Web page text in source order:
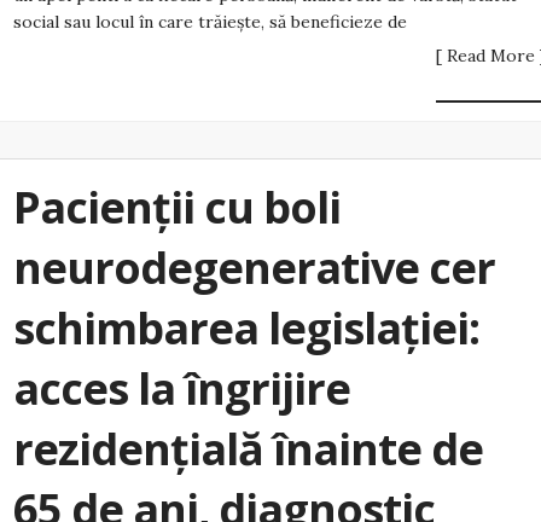
social sau locul în care trăiește, să beneficieze de
[ Read More
Pacienții cu boli
neurodegenerative cer
schimbarea legislației:
acces la îngrijire
rezidențială înainte de
65 de ani, diagnostic